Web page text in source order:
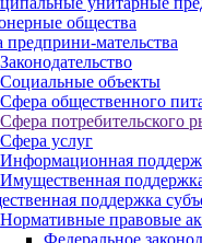
общества
предприни-мательства
Законодательство
Социальные объекты
Сфера общественного
Сфера потребительского
Сфера услуг
Информационная
Имущественная
поддержка
Нормативные правовые
Федеральное